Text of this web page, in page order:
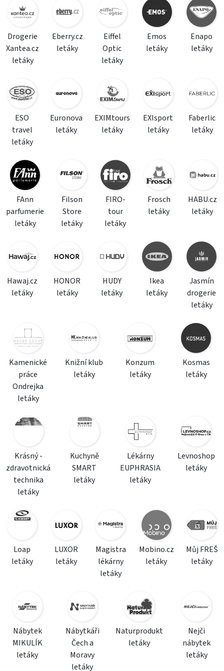
Drogerie
Xantea.cz
letáky
Eberry.cz
letáky
Eiffel
Optic
letáky
Emos
letáky
Enapo
letáky
ESO
travel
letáky
Euronova
letáky
EXIMtours
letáky
EXIsport
letáky
Faberlic
letáky
FAnn
parfumerie
letáky
Filson
Store
letáky
FIRO-
tour
letáky
Frosch
letáky
HABU.cz
letáky
Hawaj.cz
letáky
HONOR
letáky
HUDY
letáky
Ikea
letáky
Jasmín
drogerie
letáky
Kamenické
práce
Ondrejka
letáky
Knižní klub
letáky
Konzum
letáky
Kosmas
letáky
Krásný -
zdravotnická
technika
letáky
Kuchyně
SMART
letáky
Lékárny
EUPHRASIA
letáky
Levnoshop
letáky
Loap
letáky
LUXOR
letáky
Magistra
lékárny
letáky
Mobino.cz
letáky
Můj FREŠ
letáky
Nábytek
MIKULÍK
letáky
Nábytkáři
Čech a
Moravy
letáky
Naturprodukt
letáky
Nejči
nábytek
letáky